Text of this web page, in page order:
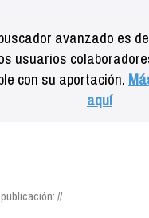
avanzado es
usuarios
con su aportación.
aquí
//